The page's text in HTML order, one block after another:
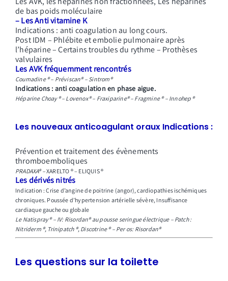
de bas poids moléculaire
– Les Antivitamine K
Indications : anti coagulation au long cours.
Post IDM – Phlébite et embolie pulmonaire après
l’héparine – Certains troubles du rythme – Prothèses
valvulaires
Les AVK fréquemment rencontrés
Coumadine ® – Préviscan® – Sintrom®
Indications : anti coagulation en phase aigue.
Héparine Choay® – Lovenox® – Fraxiparine® – Fragmine ® – Innohep ®
Les nouveaux anticoagulant oraux Indications :
Prévention et traitement des évènements
thromboemboliques
PRADAXA® –XARELTO ® – ELIQUIS ®
Les dérivés nitrés
Indication : Crise d’angine de poitrine (angor), cardiopathies ischémiques
chroniques. Poussée d’hypertension artérielle sévère, Insuffisance
cardiaque gauche ou globale
LeNatispray® – IV: Risordan® au pousse seringue électrique – Patch :
Nitriderm ®, Trinipatch ®, Discotrine ® – Per os: Risordan®
Les questions sur la toilette